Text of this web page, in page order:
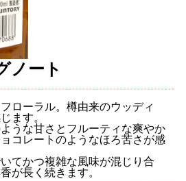
ノート
ローラル。樽由来のウッディ
ます。
うな甘さとフルーティな爽やか
コレートのようなほろ苦さが感
てかつ複雑な風味が混じり合
が長く続きます。